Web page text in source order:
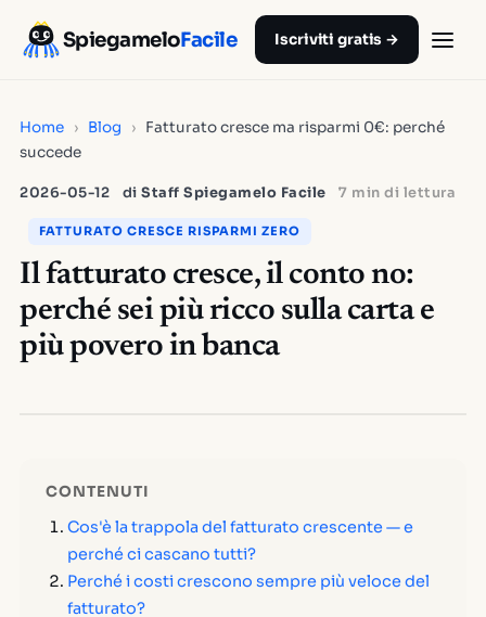
SpiegameloFacile Iscriviti gratis →
Home › Blog › Fatturato cresce ma risparmi 0€: perché
succede
2026-05-12 di Staff Spiegamelo Facile 7 min di lettura
FATTURATO CRESCE RISPARMI ZERO
Il fatturato cresce, il conto no:
perché sei più ricco sulla carta e
più povero in banca
CONTENUTI
Cos'è la trappola del fatturato crescente — e
perché ci cascano tutti?
Perché i costi crescono sempre più veloce del
fatturato?